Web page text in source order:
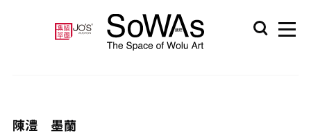
陳澧 墨蘭